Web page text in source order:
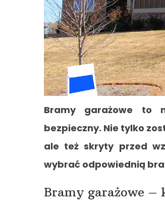
Bramy garażowe to
bezpieczny. Nie tylko
ale też skryty przed
wybrać odpowiednią
Bramy garażowe –